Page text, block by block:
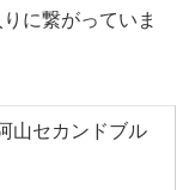
に繋がっていま
山セカンドブル